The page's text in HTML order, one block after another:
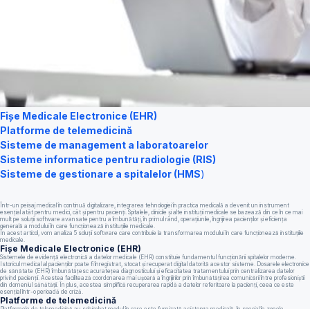
Fișe Medicale Electronice (EHR)
Platforme de telemedicină
Sisteme de management a laboratoarelor
Sisteme informatice pentru radiologie (RIS)
Sisteme de gestionare a spitalelor (HMS)
Într-un peisaj medical în continuă digitalizare, integrarea tehnologiei în practica medicală a devenit un instrument
esențial atât pentru medici, cât și pentru pacienți. Spitalele, clinicile și alte instituții medicale se bazează din ce în ce mai
mult pe soluții software avansate pentru a îmbunătăți, în primul rând, operațiunile, îngrijirea pacienților și eficiența
generală a modului în care funcționează instituțiile medicale.
În acest articol, vom analiza 5 soluții software care contribuie la transformarea modului în care funcționează instituțiile
medicale.
Fișe Medicale Electronice (EHR)
Sistemele de evidență electronică a datelor medicale (EHR) constituie fundamentul funcționării spitalelor moderne.
Istoricul medical al pacienților poate fi înregistrat, stocat și recuperat digital datorită acestor sisteme. Dosarele electronice
de sănătate (EHR) îmbunătățesc acuratețea diagnosticului și eficacitatea tratamentului prin centralizarea datelor
privind pacienții. Acestea facilitează coordonarea mai ușoară a îngrijirilor prin îmbunătățirea comunicării între profesioniștii
din domeniul sănătății. În plus, acestea simplifică recuperarea rapidă a datelor referitoare la pacienți, ceea ce este
esențial într-o perioadă de criză.
Platforme de telemedicină